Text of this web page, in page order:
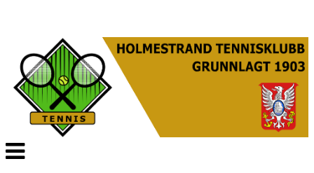
Veksle
navigasjon